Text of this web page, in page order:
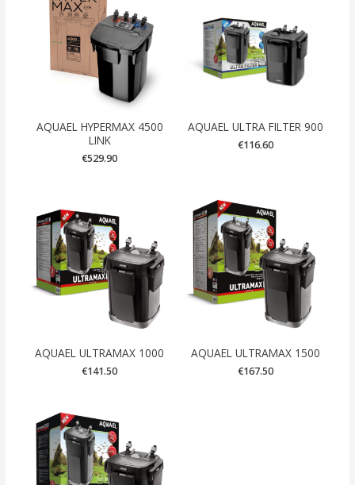
AQUAEL HYPERMAX 4500
LINK
€529.90
AQUAEL ULTRA FILTER 900
€116.60
AQUAEL ULTRAMAX 1000
€141.50
AQUAEL ULTRAMAX 1500
€167.50